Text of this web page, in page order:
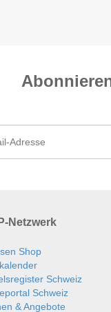
Netzwerk
Shop
Schweiz
Schweiz
& Angebote